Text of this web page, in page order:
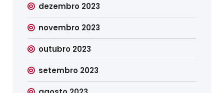
dezembro 2023
novembro 2023
outubro 2023
setembro 2023